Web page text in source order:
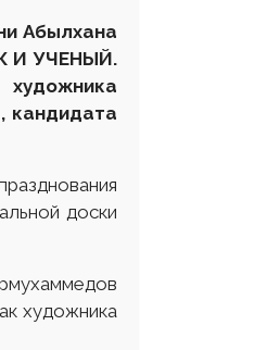
Абылхана
И УЧЕНЫЙ.
кандидата
доски
художника